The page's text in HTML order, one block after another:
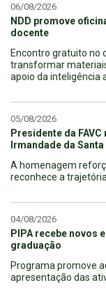
06/08/2026
NDD promove
docente
Encontro gratuito no
transformar
apoio da inteligência
05/08/2026
Presidente da
Irmandade da Santa
A homenagem
reconhece a
04/08/2026
PIPA recebe novos
graduação
Programa promove
apresentação das